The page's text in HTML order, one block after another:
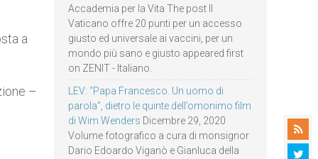
a
–
Accademia per la Vita The post Il
Vaticano offre 20 punti per un accesso
giusto ed universale ai vaccini, per un
mondo più sano e giusto appeared first
on ZENIT - Italiano.
LEV: “Papa Francesco. Un uomo di
parola”, dietro le quinte dell’omonimo film
di Wim Wenders Dicembre 29, 2020
Volume fotografico a cura di monsignor
Dario Edoardo Viganò e Gianluca della